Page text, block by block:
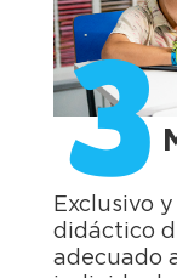
3
Exclusivo
didáctico
adecuado